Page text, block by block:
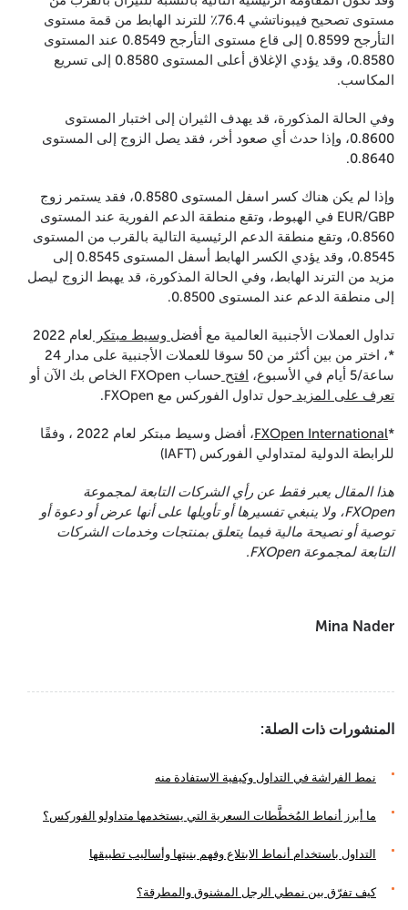
مستوى تصحيح فيبوناتشي 76.4٪ للترند الهابط من قمة مستوى
التأرجح 0.8599 إلى قاع مستوى التأرجح 0.8549 عند المستوى
0.8580، وقد يؤدي الإغلاق أعلى المستوى 0.8580 إلى تسريع
المكاسب.
وفي الحالة المذكورة، قد يهدف الثيران إلى اختبار المستوى
0.8600، وإذا حدث أي صعود أخر، فقد يصل الزوج إلى المستوى
0.8640.
وإذا لم يكن هناك كسر اسفل المستوى 0.8580، فقد يستمر زوج
EUR/GBP في الهبوط، وتقع منطقة الدعم الفورية عند المستوى
0.8560، وتقع منطقة الدعم الرئيسية التالية بالقرب من المستوى
0.8545، وقد يؤدي الكسر الهابط أسفل المستوى 0.8545 إلى
مزيد من الترند الهابط، وفي الحالة المذكورة، قد يهبط الزوج ليصل
إلى منطقة الدعم عند المستوى 0.8500.
تداول العملات الأجنبية العالمية مع أفضل وسيط مبتكر
لعام 2022
*، اختر من بين أكثر من 50 سوقا للعملات الأجنبية على مدار 24
ساعة/5 أيام في الأسبوع،
افتح حساب FXOpen الخاص بك الآن أو
تعرف على المزيد حول تداول الفوركس مع FXOpen.
*
FXOpen International
، أفضل وسيط مبتكر لعام 2022 ، وفقًا
للرابطة الدولية لمتداولي الفوركس (IAFT)
هذا المقال يعبر فقط عن رأي الشركات التابعة لمجموعة
FXOpen، ولا ينبغي تفسيرها أو تأويلها على أنها عرض أو دعوة أو
توصية أو نصيحة مالية فيما يتعلق بمنتجات وخدمات الشركات
التابعة لمجموعة FXOpen.
Mina Nader
المنشورات ذات الصلة:
نمط الفراشة في التداول وكيفية الاستفادة منه
ما أبرز أنماط المُخطَّطات السعرية التي يستخدمها متداولو الفوركس؟
التداول باستخدام أنماط الابتلاع وفهم بنيتها وأساليب تطبيقها
كيف تفرّق بين نمطي الرجل المشنوق والمطرقة؟